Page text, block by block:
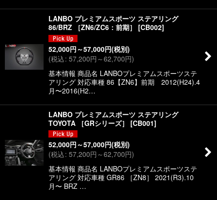
LANBO プレミアムスポーツ ステアリング
86/BRZ ［ZN6/ZC6：前期］
[CB002]
52,000円 ～57,000円(税別)
(税込: 57,200円 ～62,700円)
基本情報 商品名 LANBOプレミアムスポーツステ
アリング 対応車種 86【ZN6】前期 2012(H24).4
月〜2016(H2…
LANBO プレミアムスポーツ ステアリング
TOYOTA ［GRシリーズ］
[CB001]
52,000円 ～57,000円(税別)
(税込: 57,200円 ～62,700円)
基本情報 商品名 LANBOプレミアムスポーツステ
アリング 対応車種 GR86 ［ZN8］ 2021(R3).10
月〜 BRZ …